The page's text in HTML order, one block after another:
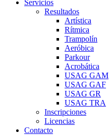
Servicios
Resultados
Artística
Rítmica
Trampolín
Aeróbica
Parkour
Acrobática
USAG GAM
USAG GAF
USAG GR
USAG TRA
Inscripciones
Licencias
Contacto